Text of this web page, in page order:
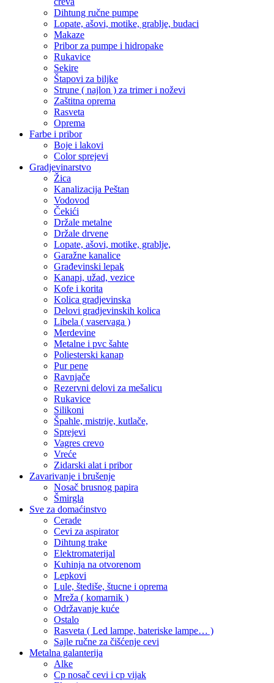
Dihtung ručne pumpe
Lopate, ašovi, motike, grablje, budaci
Makaze
Pribor za pumpe i hidropake
Rukavice
Sekire
Štapovi za biljke
Strune ( najlon ) za trimer i noževi
Zaštitna oprema
Rasveta
Oprema
Farbe i pribor
Boje i lakovi
Color sprejevi
Gradjevinarstvo
Žica
Kanalizacija Peštan
Vodovod
Čekići
Držale metalne
Držale drvene
Lopate, ašovi, motike, grablje,
Garažne kanalice
Građevinski lepak
Kanapi, užad, vezice
Kofe i korita
Kolica gradjevinska
Delovi gradjevinskih kolica
Libela ( vaservaga )
Merdevine
Metalne i pvc šahte
Poliesterski kanap
Pur pene
Ravnjače
Rezervni delovi za mešalicu
Rukavice
Silikoni
Špahle, mistrije, kutlače,
Sprejevi
Vagres crevo
Vreće
Zidarski alat i pribor
Zavarivanje i brušenje
Nosač brusnog papira
Šmirgla
Sve za domaćinstvo
Cerade
Cevi za aspirator
Dihtung trake
Elektromaterijal
Kuhinja na otvorenom
Lepkovi
Lule, štediše, štucne i oprema
Mreža ( komarnik )
Održavanje kuće
Ostalo
Rasveta ( Led lampe, bateriske lampe… )
Sajle ručne za čišćenje cevi
Metalna galanterija
Alke
Cp nosač cevi i cp vijak